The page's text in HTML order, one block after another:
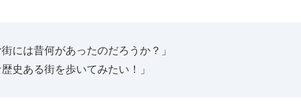
街には昔何があったのだろうか？」
歴史ある街を歩いてみたい！」